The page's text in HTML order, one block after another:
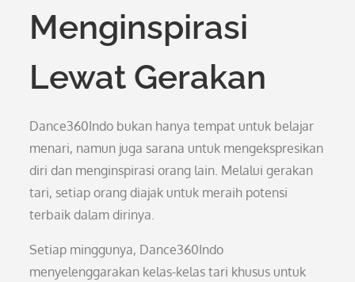
Menginspirasi
Lewat Gerakan
Dance360Indo bukan hanya tempat untuk belajar
menari, namun juga sarana untuk mengekspresikan
diri dan menginspirasi orang lain. Melalui gerakan
tari, setiap orang diajak untuk meraih potensi
terbaik dalam dirinya.
Setiap minggunya, Dance360Indo
menyelenggarakan kelas-kelas tari khusus untuk